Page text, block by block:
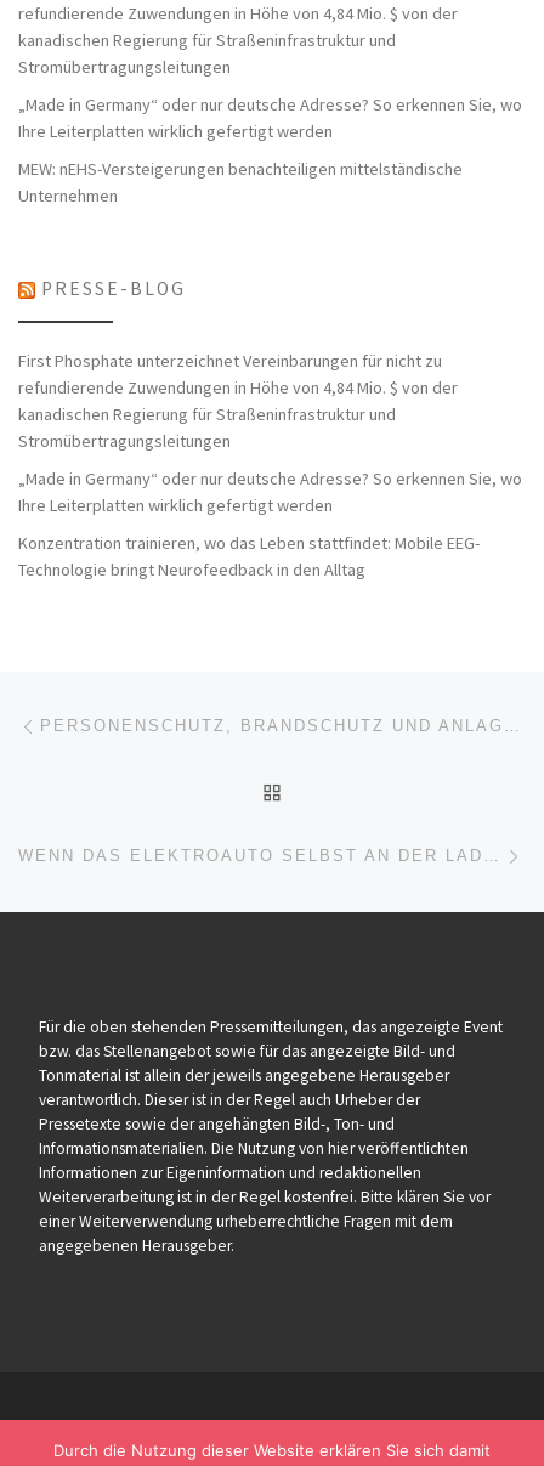
refundierende Zuwendungen in Höhe von 4,84 Mio. $ von der
kanadischen Regierung für Straßeninfrastruktur und
Stromübertragungsleitungen
„Made in Germany“ oder nur deutsche Adresse? So erkennen Sie, wo
Ihre Leiterplatten wirklich gefertigt werden
MEW: nEHS-Versteigerungen benachteiligen mittelständische
Unternehmen
PRESSE-BLOG
First Phosphate unterzeichnet Vereinbarungen für nicht zu
refundierende Zuwendungen in Höhe von 4,84 Mio. $ von der
kanadischen Regierung für Straßeninfrastruktur und
Stromübertragungsleitungen
„Made in Germany“ oder nur deutsche Adresse? So erkennen Sie, wo
Ihre Leiterplatten wirklich gefertigt werden
Konzentration trainieren, wo das Leben stattfindet: Mobile EEG-
Technologie bringt Neurofeedback in den Alltag
Beitragsnavigation PERSONENSCHUTZ, BRANDSCHUTZ UND ANLAGENSCHUTZ
WENN DAS ELEKTROAUTO SELBST AN DER LADESÄULE BEZAHLT
Für die oben stehenden Pressemitteilungen, das angezeigte Event
bzw. das Stellenangebot sowie für das angezeigte Bild- und
Tonmaterial ist allein der jeweils angegebene Herausgeber
verantwortlich. Dieser ist in der Regel auch Urheber der
Pressetexte sowie der angehängten Bild-, Ton- und
Informationsmaterialien. Die Nutzung von hier veröffentlichten
Informationen zur Eigeninformation und redaktionellen
Weiterverarbeitung ist in der Regel kostenfrei. Bitte klären Sie vor
einer Weiterverwendung urheberrechtliche Fragen mit dem
angegebenen Herausgeber.
Durch die Nutzung dieser Website erklären Sie sich damit